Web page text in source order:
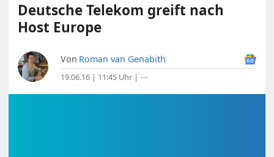
Deutsche Telekom greift nach
Host Europe
Von Roman van Genabith
19.06.16 | 11:45 Uhr | ⋯